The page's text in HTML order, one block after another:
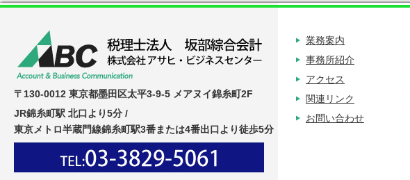
〒130-0012 東京都墨田区太平3-9-5 メアヌイ錦糸町2F
JR錦糸町駅 北口より5分 /
東京メトロ半蔵門線錦糸町駅3番または4番出口より徒歩5分
業務案内
事務所紹介
アクセス
関連リンク
お問い合わせ